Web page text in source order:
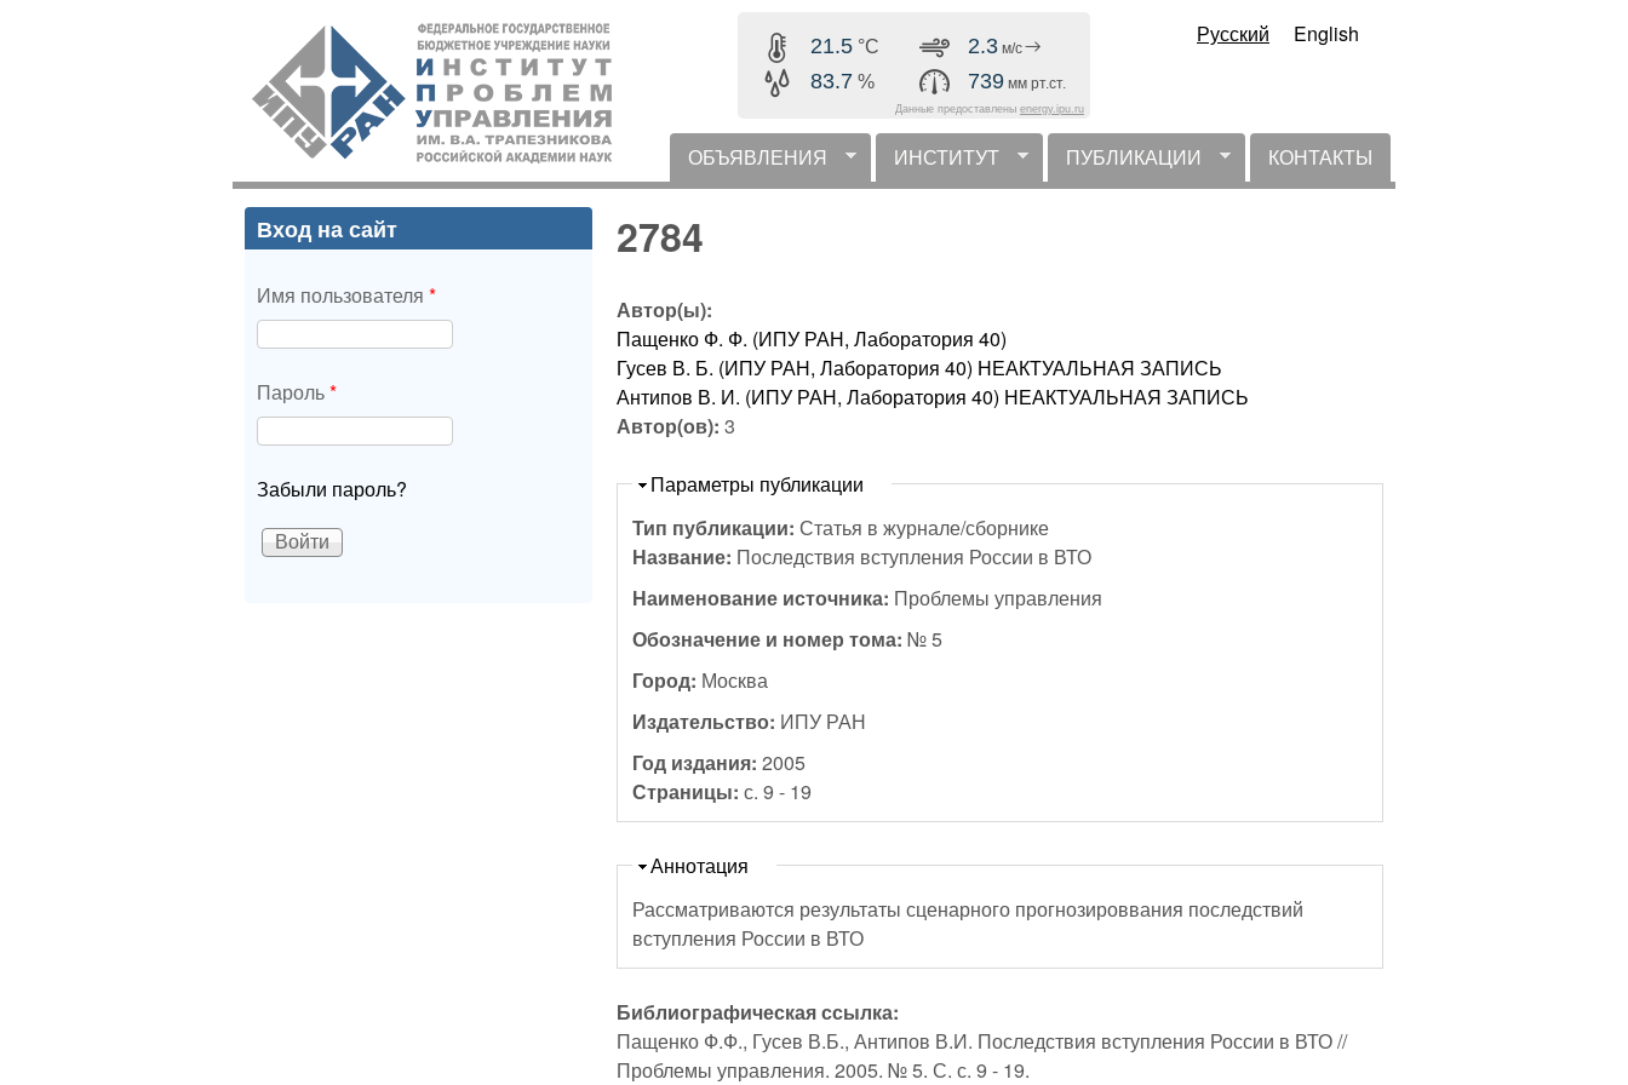
содержанию
ИПУ
РАН
21.5 °C
83.7 %
2.3 м/с
739 мм рт.ст.
Данные предоставлены energy.ipu.ru
Русский English
горизонтальное меню
ОБЪЯВЛЕНИЯ ИНСТИТУТ ПУБЛИКАЦИИ КОНТАКТЫ
2784
Автор(ы):
Пащенко Ф. Ф. (ИПУ РАН, Лаборатория 40)
Гусев В. Б. (ИПУ РАН, Лаборатория 40) НЕАКТУАЛЬНАЯ ЗАПИСЬ
Антипов В. И. (ИПУ РАН, Лаборатория 40) НЕАКТУАЛЬНАЯ ЗАПИСЬ
Автор(ов):3
Скрыть
Параметры публикации
Тип публикации:Статья в журнале/сборнике
Название: Последствия вступления России в ВТО
Наименование источника: Проблемы управления
Обозначение и номер тома:№ 5
Город: Москва
Издательство: ИПУ РАН
Год издания:2005
Страницы:с. 9 - 19
Скрыть
Аннотация
Рассматриваются результаты сценарного прогнозироввания последствий
вступления России в ВТО
Библиографическая ссылка:
Пащенко Ф.Ф., Гусев В.Б., Антипов В.И. Последствия вступления России в ВТО //
Проблемы управления. 2005. № 5. С. с. 9 - 19.
Вход на сайт
Имя пользователя *
Пароль*
Забыли пароль?